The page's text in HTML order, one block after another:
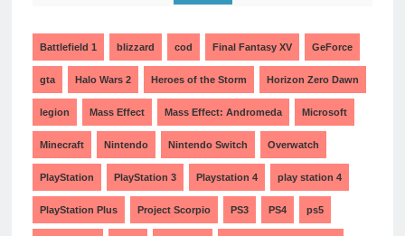
Battlefield 1 blizzard cod Final Fantasy XV GeForce
gta Halo Wars 2 Heroes of the Storm Horizon Zero Dawn
legion Mass Effect Mass Effect: Andromeda Microsoft
Minecraft Nintendo Nintendo Switch Overwatch
PlayStation PlayStation 3 Playstation 4 play station 4
PlayStation Plus Project Scorpio PS3 PS4 ps5